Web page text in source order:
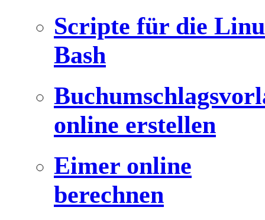
Scripte für die
Bash
online erstellen
Eimer online
berechnen